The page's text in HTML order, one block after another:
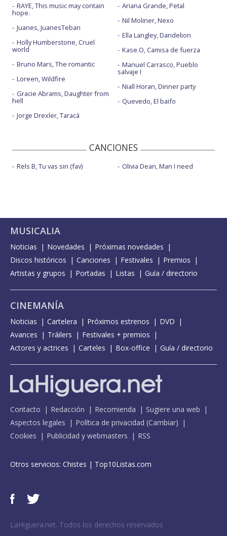
RAYE, This music may contain
hope.
Juanes, JuanesTeban
Holly Humberstone, Cruel
world
Bruno Mars, The romantic
Loreen, Wildfire
Gracie Abrams, Daughter from
hell
Jorge Drexler, Taracá
Ariana Grande, Petal
Nil Moliner, Nexo
Ella Langley, Dandelion
Kase.O, Camisa de fuerza
Manuel Carrasco, Pueblo
salvaje I
Niall Horan, Dinner party
Quevedo, El baifo
CANCIONES
Rels B, Tu vas sin (fav) Olivia Dean, Man I need
MUSICALIA
Noticias Novedades
Próximas novedades
Discos históricos
Canciones Festivales
Premios
Artistas y grupos
Portadas Listas Guía / directorio
CINEMANÍA
Noticias Cartelera Próximos estrenos
DVD
Avances
Tráilers
Festivales + premios
Actores y actrices
Carteles Box-office Guía / directorio
Contacto Redacción Recomienda
Sugiere una web
Aspectos legales
Política de privacidad (Cambiar)
Cookies
Publicidad y webmasters RSS
Otros servicios: Chistes | Top10Listas.com
LaHiguera.net. Todos los derechos reservados